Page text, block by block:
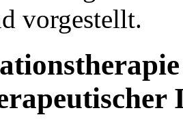
vorgestellt.